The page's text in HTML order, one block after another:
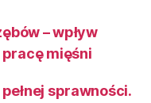
– wpływ
pracę mięśni
sprawności.